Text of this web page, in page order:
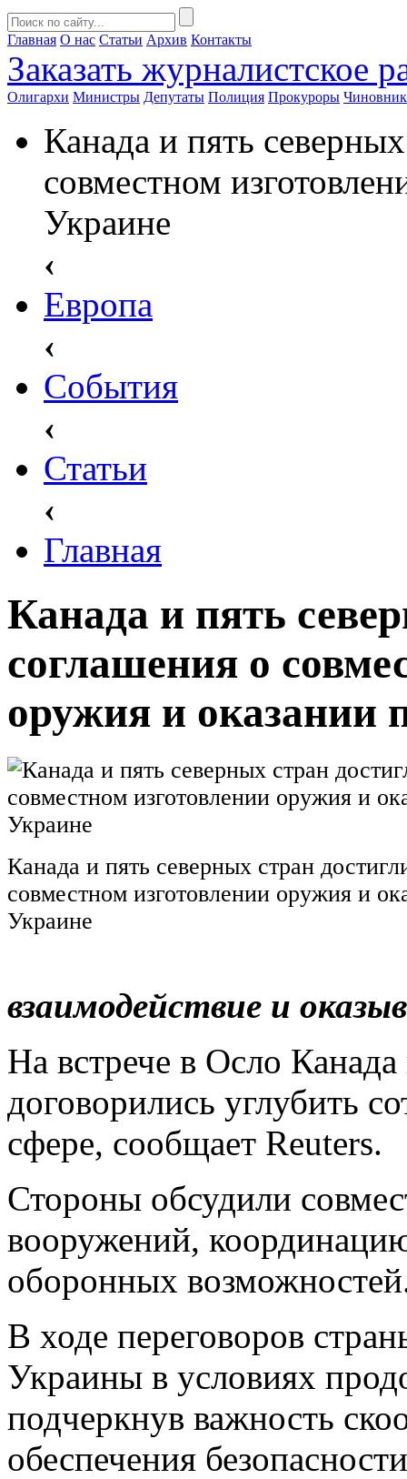
Главная О нас Статьи Архив Контакты
Заказать журналистское
Олигархи Министры Депутаты Полиция Прокуроры
Канада и пять
совместном
Украине
‹
Европа
‹
События
‹
Статьи
‹
Главная
Канада и пять
соглашения о
оружия и оказании
Канада и пять северных стран
совместном изготовлении оружия и
Украине
взаимодействие и
На встрече в Осло
договорились углубить
сфере, сообщает Reuters.
Стороны обсудили
вооружений,
оборонных
В ходе переговоров
Украины в условиях
подчеркнув важность
обеспечения